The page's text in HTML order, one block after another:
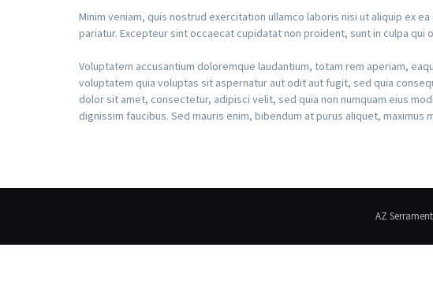
Minim veniam, quis nostrud exercitation ullamco laboris nisi ut aliquip ex
pariatur. Excepteur sint occaecat cupidatat non proident, sunt in culpa
Voluptatem accusantium doloremque laudantium, totam rem aperiam,
voluptatem quia voluptas sit aspernatur aut odit aut fugit, sed quia
dolor sit amet, consectetur, adipisci velit, sed quia non numquam eius
dignissim faucibus. Sed mauris enim, bibendum at purus aliquet,
AZ